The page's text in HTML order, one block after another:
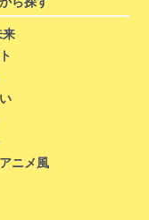
来
ニメ風